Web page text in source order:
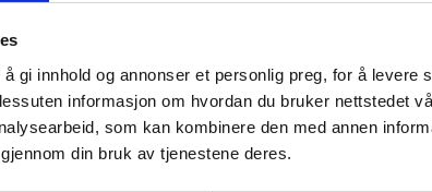
gi innhold og annonser et personlig preg, for å levere
informasjon om hvordan du bruker nettstedet
som kan kombinere den med annen
din bruk av tjenestene deres.